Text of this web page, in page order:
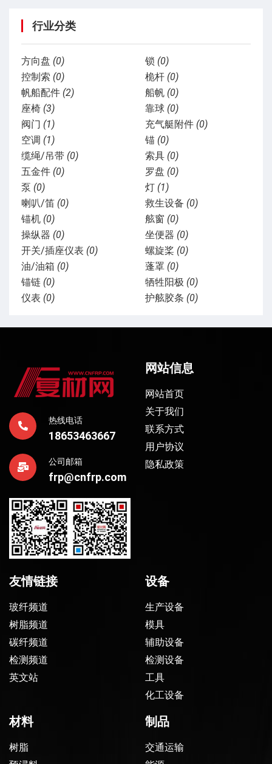
行业分类
方向盘 (0) 锁 (0)
控制索 (0) 桅杆 (0)
帆船配件 (2) 船帆 (0)
座椅 (3) 靠球 (0)
阀门 (1) 充气艇附件 (0)
空调 (1) 锚 (0)
缆绳/吊带 (0) 索具 (0)
五金件 (0) 罗盘 (0)
泵 (0) 灯 (1)
喇叭/笛 (0) 救生设备 (0)
锚机 (0) 舷窗 (0)
操纵器 (0) 坐便器 (0)
开关/插座仪表 (0) 螺旋桨 (0)
油/油箱 (0) 蓬罩 (0)
锚链 (0) 牺牲阳极 (0)
仪表 (0) 护舷胶条 (0)
热线电话
18653463667
公司邮箱
frp@cnfrp.com
网站信息
网站首页
关于我们
联系方式
用户协议
隐私政策
友情链接
玻纤频道
树脂频道
碳纤频道
检测频道
英文站
设备
生产设备
模具
辅助设备
检测设备
工具
化工设备
材料
树脂
制品
交通运输